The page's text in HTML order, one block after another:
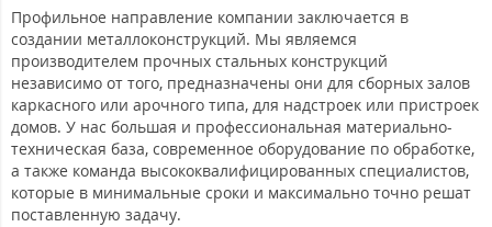
Профильное направление компании заключается в
создании металлоконструкций. Мы являемся
производителем прочных стальных конструкций
независимо от того, предназначены они для сборных залов
каркасного или арочного типа, для надстроек или пристроек
домов. У нас большая и профессиональная материально-
техническая база, современное оборудование по обработке,
а также команда высококвалифицированных специалистов,
которые в минимальные сроки и максимально точно решат
поставленную задачу.